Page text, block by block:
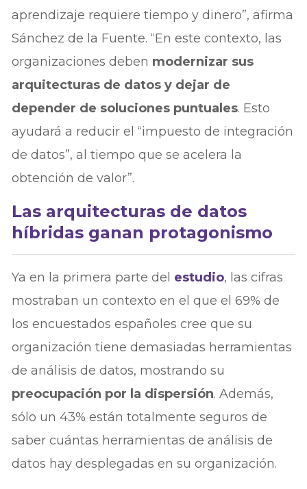
aprendizaje requiere tiempo y dinero”, afirma
Sánchez de la Fuente. “En este contexto, las
organizaciones deben modernizar sus
arquitecturas de datos y dejar de
depender de soluciones puntuales. Esto
ayudará a reducir el “impuesto de integración
de datos”, al tiempo que se acelera la
obtención de valor”.
Las arquitecturas de datos
híbridas ganan protagonismo
Ya en la primera parte del estudio, las cifras
mostraban un contexto en el que el 69% de
los encuestados españoles cree que su
organización tiene demasiadas herramientas
de análisis de datos, mostrando su
preocupación por la dispersión. Además,
sólo un 43% están totalmente seguros de
saber cuántas herramientas de análisis de
datos hay desplegadas en su organización.